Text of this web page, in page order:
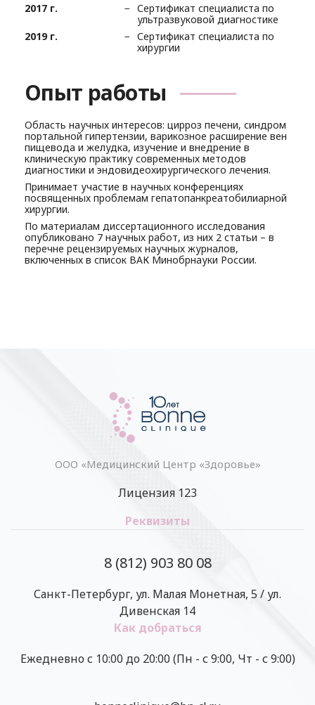
2017 г.
Сертификат специалиста по
ультразвуковой диагностике
2019 г.
Сертификат специалиста по
хирургии
Опыт работы
Область научных интересов: цирроз печени, синдром
портальной гипертензии, варикозное расширение вен
пищевода и желудка, изучение и внедрение в
клиническую практику современных методов
диагностики и эндовидеохирургического лечения.
Принимает участие в научных конференциях
посвященных проблемам гепатопанкреатобилиарной
хирургии.
По материалам диссертационного исследования
опубликовано 7 научных работ, из них 2 статьи – в
перечне рецензируемых научных журналов,
включенных в список ВАК Минобрнауки России.
ООО «Медицинский Центр «Здоровье»
Лицензия 123
Реквизиты
8 (812) 903 80 08
Санкт-Петербург, ул. Малая Монетная, 5 / ул.
Дивенская 14
Как добраться
Ежедневно с 10:00 до 20:00 (Пн - с 9:00, Чт - с 9:00)